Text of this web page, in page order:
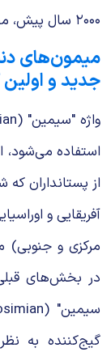
۲۰۰۰ سال پیش، محکوم به انقراض شدند.
میمون‌های
جدید و
از پستانداران
آفریقایی و
مرکزی و
در بخش‌های قبلی
گیج‌کننده به